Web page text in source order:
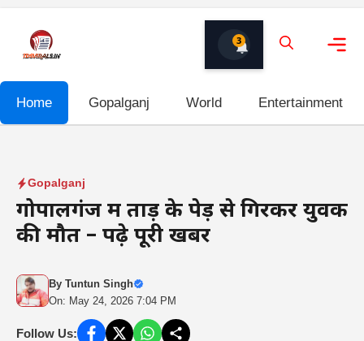
content
3
Home Gopalganj World Entertainment
Gopalganj
गोपालगंज में ताड़ के पेड़ से गिरकर युवक
की मौत – पढ़े पूरी खबर
By Tuntun Singh
On: May 24, 2026 7:04 PM
Follow Us: